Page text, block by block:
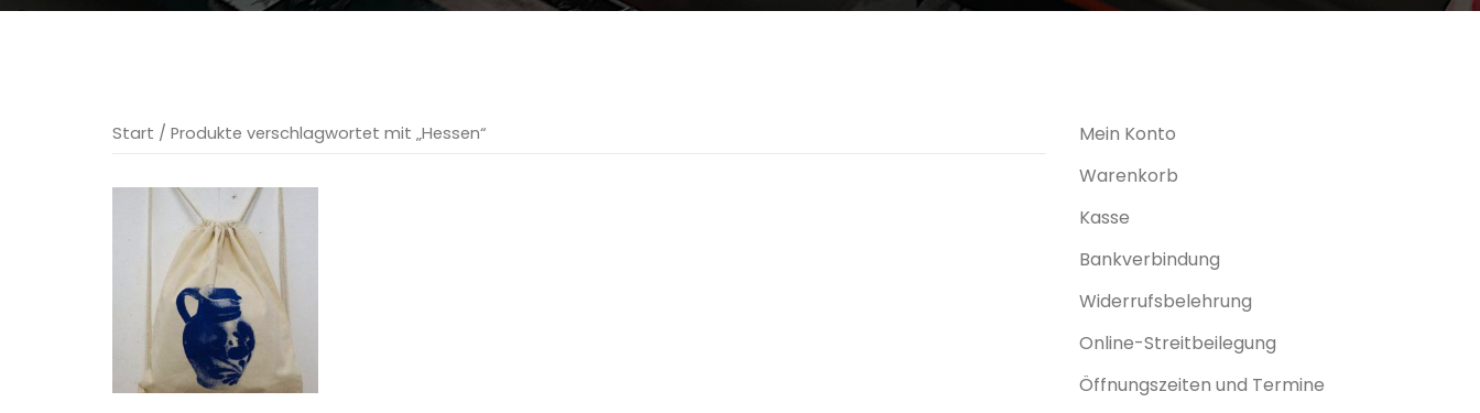
Start / Produkte verschlagwortet mit „Hessen“
Mein Konto
Warenkorb
Kasse
Bankverbindung
Widerrufsbelehrung
Online-Streitbeilegung
Öffnungszeiten und Termine